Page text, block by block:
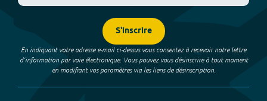
S'inscrire
En indiquant votre adresse e-mail ci-dessus vous consentez à recevoir notre lettre
d’information par voie électronique. Vous pouvez vous désinscrire à tout moment
en modifiant vos paramètres via les liens de désinscription.